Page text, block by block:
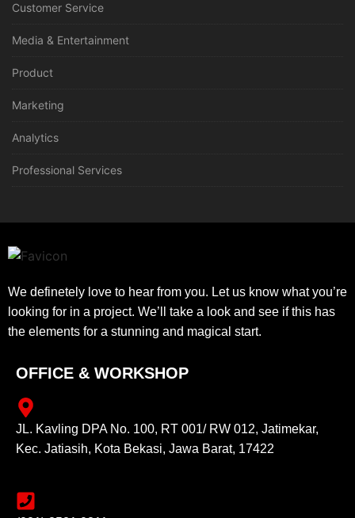
Customer Service
Media & Entertainment
Product
Marketing
Analytics
Professional Services
We definetely love to hear from you. Let us know what you’re
looking for in a project. We’ll take a look and see if this has
the elements for a stunning and magical start.
OFFICE & WORKSHOP
JL. Kavling DPA No. 100, RT 001/ RW 012, Jatimekar,
Kec. Jatiasih, Kota Bekasi, Jawa Barat, 17422